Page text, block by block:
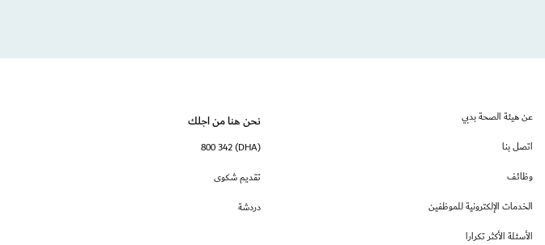
عن هيئة الصحة بدبي
اتصل بنا
وظائف
الخدمات الإلكترونية للموظفين
الأسئلة الأكثر تكرارا
نحن هنا من اجلك
(DHA) 800 342
تقديم شكوى
دردشة